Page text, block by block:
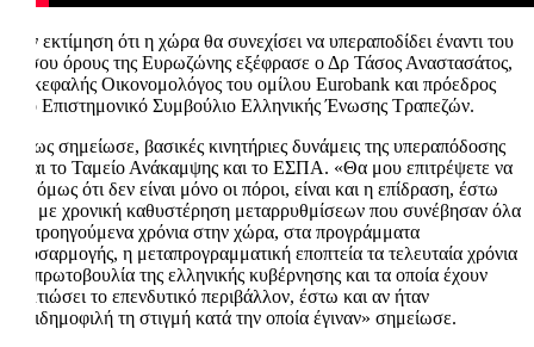
Την εκτίμηση ότι η χώρα θα συνεχίσει να υπεραποδίδει έναντι του
μέσου όρους της Ευρωζώνης εξέφρασε ο Δρ Τάσος Αναστασάτος,
επικεφαλής Οικονομολόγος του ομίλου Eurobank και πρόεδρος
στο Επιστημονικό Συμβούλιο Ελληνικής Ένωσης Τραπεζών.
Όπως σημείωσε, βασικές κινητήριες δυνάμεις της υπεραπόδοσης
είναι το Ταμείο Ανάκαμψης και το ΕΣΠΑ. «Θα μου επιτρέψετε να
πω όμως ότι δεν είναι μόνο οι πόροι, είναι και η επίδραση, έστω
και με χρονική καθυστέρηση μεταρρυθμίσεων που συνέβησαν όλα
τα προηγούμενα χρόνια στην χώρα, στα προγράμματα
προσαρμογής, η μεταπρογραμματική εποπτεία τα τελευταία χρόνια
με πρωτοβουλία της ελληνικής κυβέρνησης και τα οποία έχουν
βελτιώσει το επενδυτικό περιβάλλον, έστω και αν ήταν
αντιδημοφιλή τη στιγμή κατά την οποία έγιναν» σημείωσε.